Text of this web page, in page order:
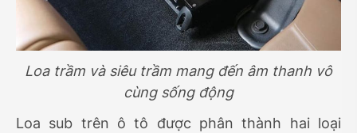
Loa trầm và siêu trầm mang đến âm thanh vô
cùng sống động
Loa sub trên ô tô được phân thành hai loại